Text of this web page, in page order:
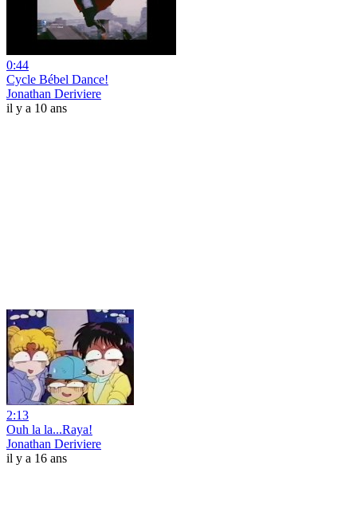
0:44
Cycle Bébel Dance!
Jonathan Deriviere
il y a 10 ans
2:13
Ouh la la...Raya!
Jonathan Deriviere
il y a 16 ans